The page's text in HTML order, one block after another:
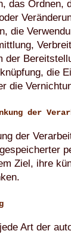
das Ordnen,
die
der
die
die
der
der
Ziel, ihre
Art der